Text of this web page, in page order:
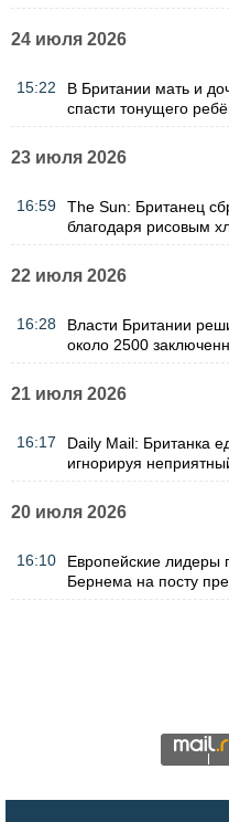
24 июля 2026
15:22
В Британии мать и
спасти тонущего
23 июля 2026
16:59
The Sun: Британец
благодаря рисовым
22 июля 2026
16:28
Власти Британии
около 2500
21 июля 2026
16:17
Daily Mail: Британка
игнорируя
20 июля 2026
16:10
Европейские лидеры
Бернема на посту